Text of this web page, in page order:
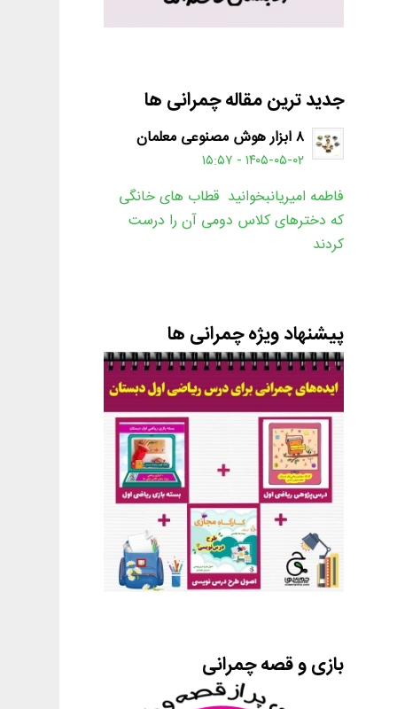
جدید ترین مقاله چمرانی ها
۸ ابزار هوش مصنوعی معلمان
۱۴۰۵-۰۵-۰۲ - ۱۵:۵۷
فاطمه امیریانبخوانید قطاب های خانگی
که دخترهای کلاس دومی آن را درست
کردند
پیشنهاد ویژه چمرانی ها
بازی و قصه چمرانی